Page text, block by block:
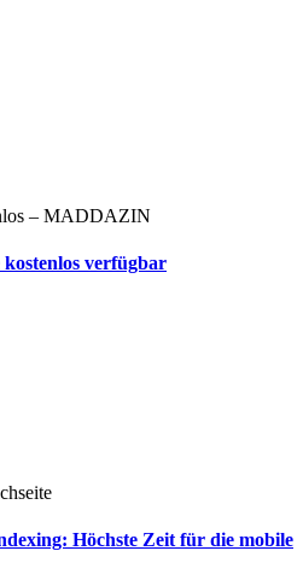
verfügbar
Höchste Zeit für die mobile